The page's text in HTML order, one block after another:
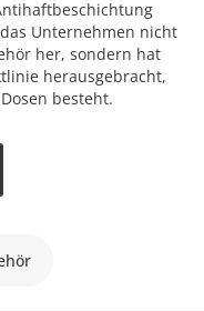
Unternehmen nicht
her, sondern hat
herausgebracht,
besteht.